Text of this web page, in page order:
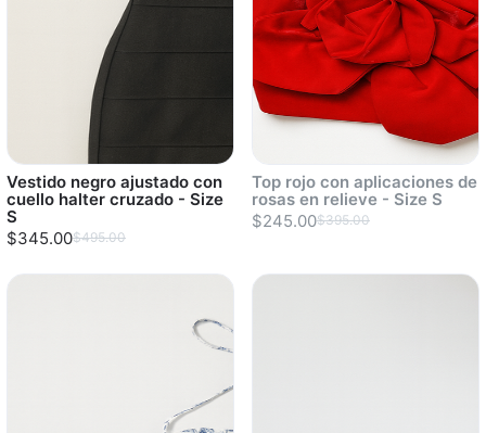
Vestido negro ajustado con
cuello halter cruzado - Size
S
$345.00$495.00
Top rojo con aplicaciones de
rosas en relieve - Size S
$245.00$395.00